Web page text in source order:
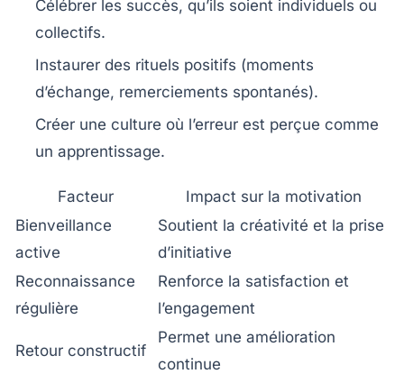
Célébrer les succès, qu’ils soient individuels ou
collectifs.
Instaurer des rituels positifs (moments
d’échange, remerciements spontanés).
Créer une culture où l’erreur est perçue comme
un apprentissage.
Facteur
Impact sur la motivation
Bienveillance
active
Soutient la créativité et la prise
d’initiative
Reconnaissance
régulière
Renforce la satisfaction et
l’engagement
Retour constructif
Permet une amélioration
continue